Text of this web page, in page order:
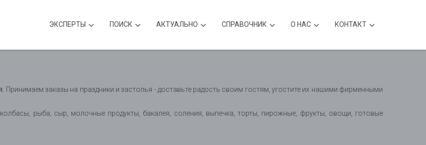
ЭКСПЕРТЫ ПОИСК АКТУАЛЬНО CПРАВОЧНИК О НАС КОНТАКТ
Принимаем заказы на праздники и застолья - доставьте радость своим гостям, угостите их нашими фирменными
рыба, сыр, молочные продукты, бакалея, соления, выпечка, торты, пирожные, фрукты, овощи, готовые